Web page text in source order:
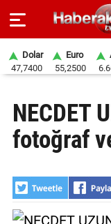
SPOR
YAŞAM
EKONOMİ
BELEDİYELER
Dolar
47,7400
Euro
55,2500
NECDET
fotoğraf